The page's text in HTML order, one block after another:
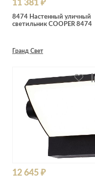
11 381 ₽
8474 Настенный уличный
светильник COOPER 8474
Гранд Свет
12 645 ₽